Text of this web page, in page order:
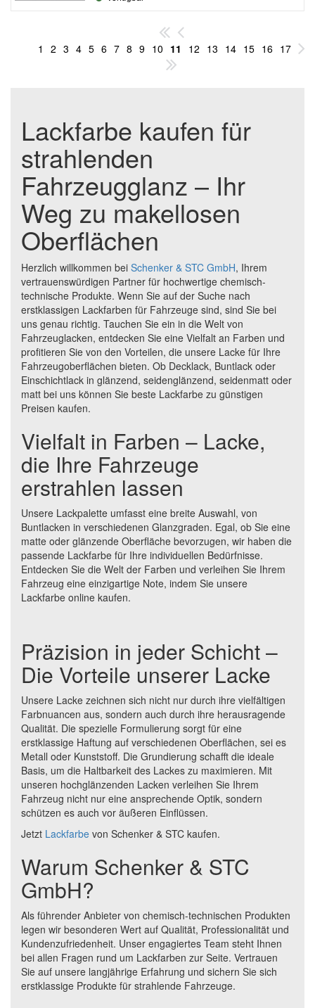
1 2 3 4 5 6 7 8 9 10 11 12 13 14 15 16 17
Lackfarbe kaufen für
strahlenden
Fahrzeugglanz – Ihr
Weg zu makellosen
Oberflächen
Herzlich willkommen bei Schenker & STC GmbH, Ihrem
vertrauenswürdigen Partner für hochwertige chemisch-
technische Produkte. Wenn Sie auf der Suche nach
erstklassigen Lackfarben für Fahrzeuge sind, sind Sie bei
uns genau richtig. Tauchen Sie ein in die Welt von
Fahrzeuglacken, entdecken Sie eine Vielfalt an Farben und
profitieren Sie von den Vorteilen, die unsere Lacke für Ihre
Fahrzeugoberflächen bieten. Ob Decklack, Buntlack oder
Einschichtlack in glänzend, seidenglänzend, seidenmatt oder
matt bei uns können Sie beste Lackfarbe zu günstigen
Preisen kaufen.
Vielfalt in Farben – Lacke,
die Ihre Fahrzeuge
erstrahlen lassen
Unsere Lackpalette umfasst eine breite Auswahl, von
Buntlacken in verschiedenen Glanzgraden. Egal, ob Sie eine
matte oder glänzende Oberfläche bevorzugen, wir haben die
passende Lackfarbe für Ihre individuellen Bedürfnisse.
Entdecken Sie die Welt der Farben und verleihen Sie Ihrem
Fahrzeug eine einzigartige Note, indem Sie unsere
Lackfarbe online kaufen.
Präzision in jeder Schicht –
Die Vorteile unserer Lacke
Unsere Lacke zeichnen sich nicht nur durch ihre vielfältigen
Farbnuancen aus, sondern auch durch ihre herausragende
Qualität. Die spezielle Formulierung sorgt für eine
erstklassige Haftung auf verschiedenen Oberflächen, sei es
Metall oder Kunststoff. Die Grundierung schafft die ideale
Basis, um die Haltbarkeit des Lackes zu maximieren. Mit
unseren hochglänzenden Lacken verleihen Sie Ihrem
Fahrzeug nicht nur eine ansprechende Optik, sondern
schützen es auch vor äußeren Einflüssen.
Jetzt Lackfarbe von Schenker & STC kaufen.
Warum Schenker & STC
GmbH?
Als führender Anbieter von chemisch-technischen Produkten
legen wir besonderen Wert auf Qualität, Professionalität und
Kundenzufriedenheit. Unser engagiertes Team steht Ihnen
bei allen Fragen rund um Lackfarben zur Seite. Vertrauen
Sie auf unsere langjährige Erfahrung und sichern Sie sich
erstklassige Produkte für strahlende Fahrzeuge.